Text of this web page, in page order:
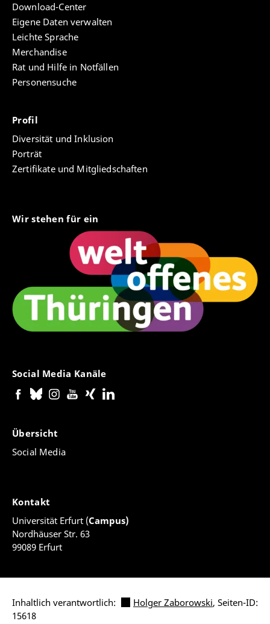
Download-Center
Eigene Daten verwalten
Leichte Sprache
Merchandise
Rat und Hilfe in Notfällen
Personensuche
Profil
Diversität und Inklusion
Porträt
Zertifikate und Mitgliedschaften
Wir stehen für ein
Social Media Kanäle
Übersicht
Social Media
Kontakt
Universität Erfurt (Campus)
Nordhäuser Str. 63
99089 Erfurt
Inhaltlich verantwortlich: Holger Zaborowski, Seiten-ID:
15618